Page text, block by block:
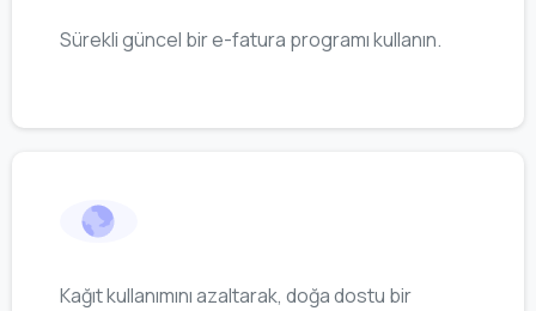
Sürekli güncel bir e-fatura programı kullanın.
Kağıt kullanımını azaltarak, doğa dostu bir